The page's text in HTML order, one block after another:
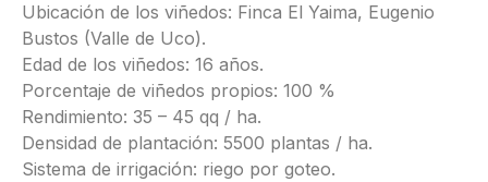
Ubicación de los viñedos: Finca El Yaima, Eugenio
Bustos (Valle de Uco).
Edad de los viñedos: 16 años.
Porcentaje de viñedos propios: 100 %
Rendimiento: 35 – 45 qq / ha.
Densidad de plantación: 5500 plantas / ha.
Sistema de irrigación: riego por goteo.